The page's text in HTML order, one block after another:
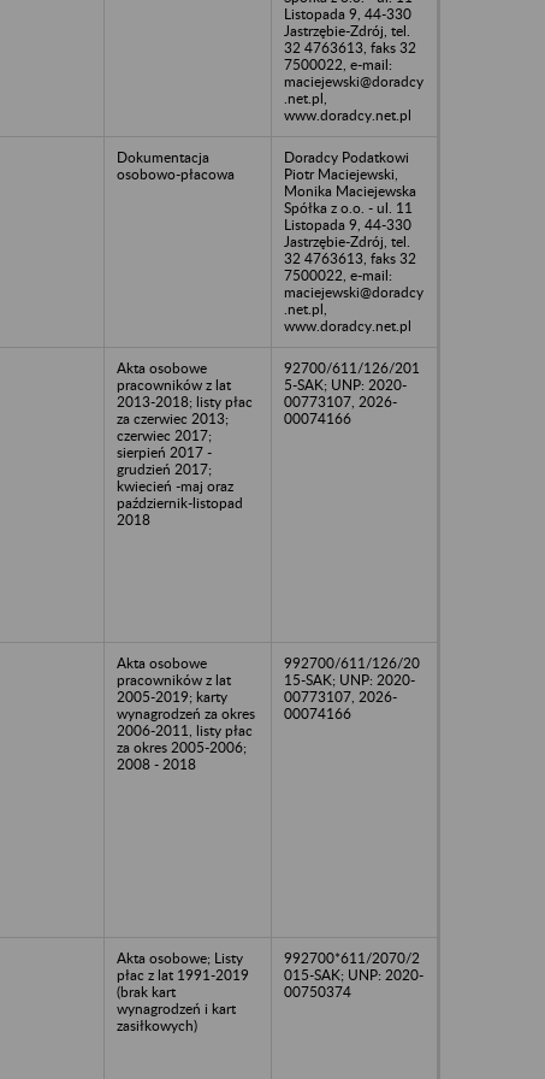
Listopada 9, 44-330
Jastrzębie-Zdrój, tel.
32 4763613, faks 32
7500022, e-mail:
maciejewski@doradcy
.net.pl,
www.doradcy.net.pl
Dokumentacja
osobowo-płacowa
Doradcy Podatkowi
Piotr Maciejewski,
Monika Maciejewska
Spółka z o.o. - ul. 11
Listopada 9, 44-330
Jastrzębie-Zdrój, tel.
32 4763613, faks 32
7500022, e-mail:
maciejewski@doradcy
.net.pl,
www.doradcy.net.pl
Akta osobowe
pracowników z lat
2013-2018; listy płac
za czerwiec 2013;
czerwiec 2017;
sierpień 2017 -
grudzień 2017;
kwiecień -maj oraz
październik-listopad
2018
92700/611/126/201
5-SAK; UNP: 2020-
00773107, 2026-
00074166
Akta osobowe
pracowników z lat
2005-2019; karty
wynagrodzeń za okres
2006-2011, listy płac
za okres 2005-2006;
2008 - 2018
992700/611/126/20
15-SAK; UNP: 2020-
00773107, 2026-
00074166
Akta osobowe; Listy
płac z lat 1991-2019
(brak kart
wynagrodzeń i kart
zasiłkowych)
992700*611/2070/2
015-SAK; UNP: 2020-
00750374